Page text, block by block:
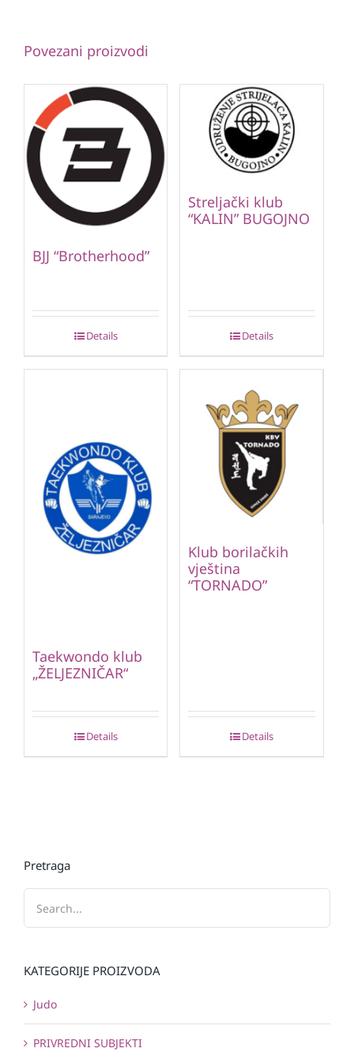
Povezani proizvodi
BJJ “Brotherhood”
Details
Streljački klub
“KALIN” BUGOJNO
Details
Taekwondo klub
„ŽELJEZNIČAR“
Details
Klub borilačkih
vještina
“TORNADO”
Details
Pretraga
KATEGORIJE PROIZVODA
Judo
PRIVREDNI SUBJEKTI